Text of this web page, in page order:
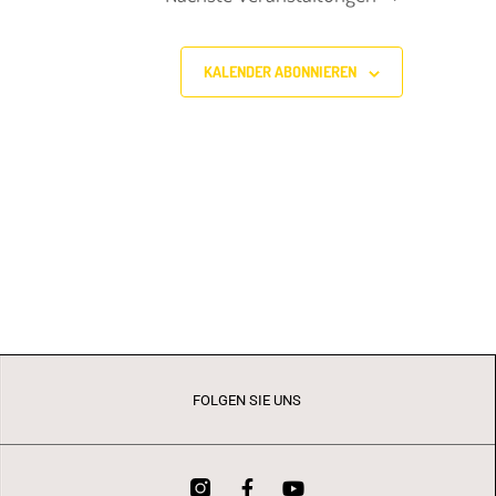
KALENDER ABONNIEREN
FOLGEN SIE UNS